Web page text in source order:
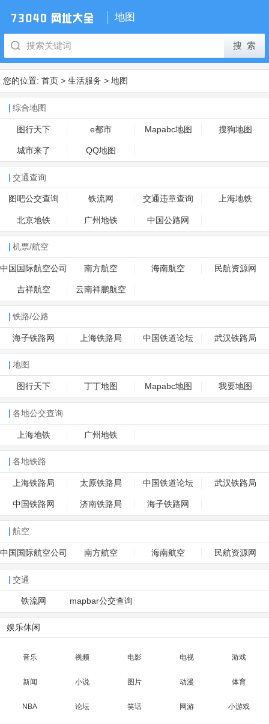
地图
您的位置: 首页 > 生活服务 > 地图
综合地图
图行天下 e都市 Mapabc地图 搜狗地图
城市来了 QQ地图
交通查询
图吧公交查询 铁流网 交通违章查询 上海地铁
北京地铁 广州地铁 中国公路网
机票/航空
中国国际航空公司 南方航空 海南航空 民航资源网
吉祥航空 云南祥鹏航空
铁路/公路
海子铁路网 上海铁路局 中国铁道论坛 武汉铁路局
地图
图行天下 丁丁地图 Mapabc地图 我要地图
各地公交查询
上海地铁 广州地铁
各地铁路
上海铁路局 太原铁路局 中国铁道论坛 武汉铁路局
中国铁路网 济南铁路局 海子铁路网
航空
中国国际航空公司 南方航空 海南航空 民航资源网
交通
铁流网 mapbar公交查询
娱乐休闲
音乐 视频 电影 电视 游戏
新闻 小说 图片 动漫 体育
NBA 论坛 笑话 网游 小游戏